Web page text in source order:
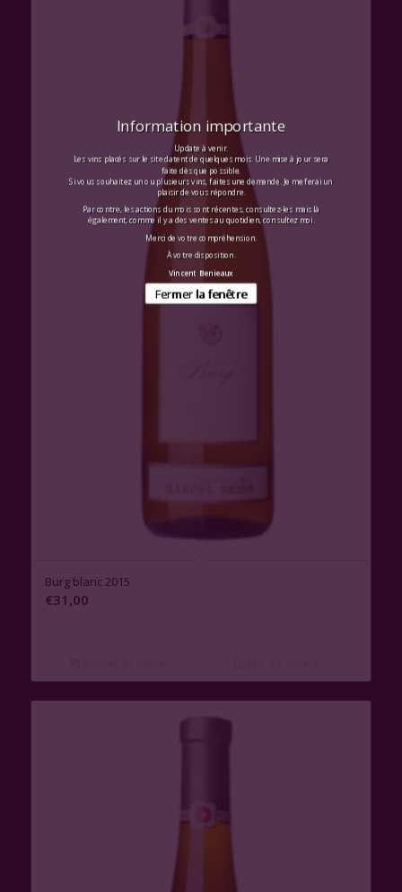
Burg blanc 2015
€31,00
Information importante
Update à venir.
Les vins placés sur le site datent de quelques mois. Une mise à jour sera
faite dès que possible.
Si vous souhaitez un ou plusieurs vins, faites une demande. Je me ferai un
plaisir de vous répondre.
Par contre, les actions du mois sont récentes, consultez-les mais là
également, comme il y a des ventes au quotidien, consultez moi.
Merci de votre compréhension.
À votre disposition.
Vincent Benieaux
Fermer la fenêtre